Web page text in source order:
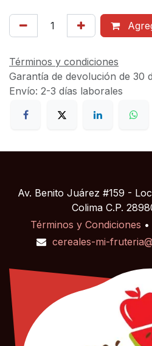
Términos y condiciones
Garantía de devolución de 30
Envío: 2-3 días laborales
Av. Benito Juárez #159 -
Colima C.P.
Términos y Condiciones •
cereales-mi-